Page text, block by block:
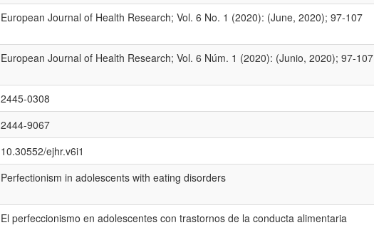
European Journal of Health Research; Vol. 6 No. 1 (2020): (June, 2020); 97-107
European Journal of Health Research; Vol. 6 Núm. 1 (2020): (Junio, 2020); 97-107
2445-0308
2444-9067
10.30552/ejhr.v6i1
Perfectionism in adolescents with eating disorders
El perfeccionismo en adolescentes con trastornos de la conducta alimentaria